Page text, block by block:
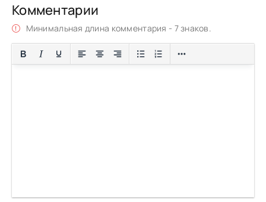
Комментарии
Минимальная длина комментария - 7 знаков.